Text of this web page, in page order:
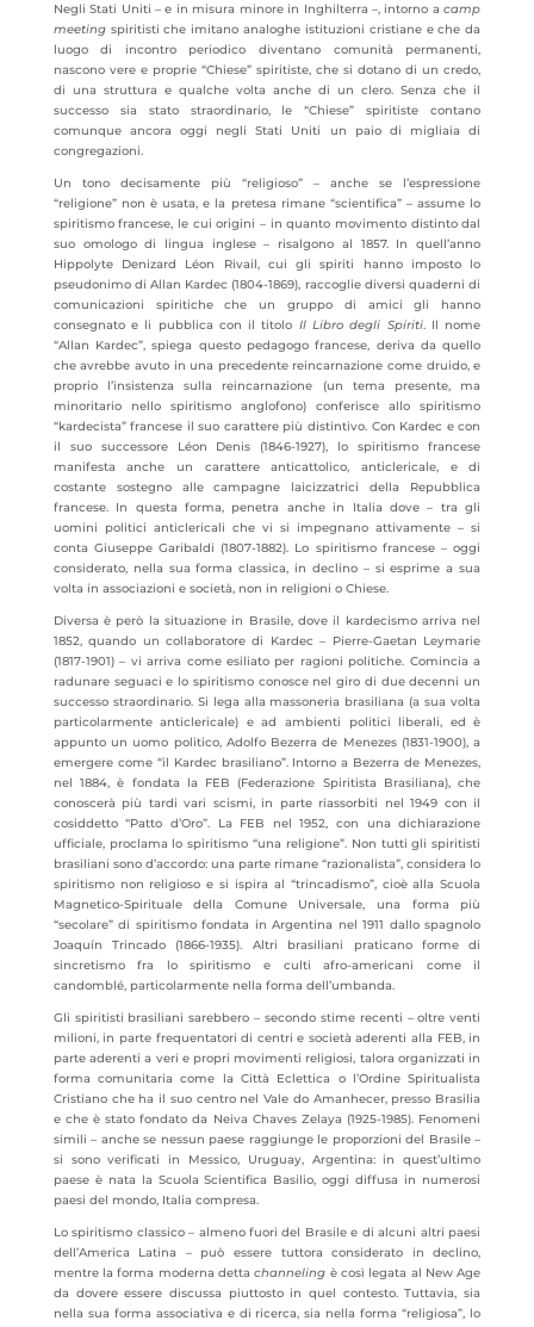
Negli Stati Uniti – e in misura minore in Inghilterra –, intorno acamp
meetingspiritisti che imitano analoghe istituzioni cristiane e che da
luogo di incontro periodico diventano comunità permanenti,
nascono vere e proprie “Chiese” spiritiste, che si dotano di un credo,
di una struttura e qualche volta anche di un clero. Senza che il
successo sia stato straordinario, le “Chiese” spiritiste contano
comunque ancora oggi negli Stati Uniti un paio di migliaia di
congregazioni.
Un tono decisamente più “religioso” – anche se l’espressione
“religione” non è usata, e la pretesa rimane “scientifica” – assume lo
spiritismo francese, le cui origini – in quanto movimento distinto dal
suo omologo di lingua inglese – risalgono al 1857. In quell’anno
Hippolyte Denizard Léon Rivail, cui gli spiriti hanno imposto lo
pseudonimo di Allan Kardec (1804-1869), raccoglie diversi quaderni di
comunicazioni spiritiche che un gruppo di amici gli hanno
consegnato e li pubblica con il titolo Il Libro degli Spiriti. Il nome
“Allan Kardec”, spiega questo pedagogo francese, deriva da quello
che avrebbe avuto in una precedente reincarnazione come druido, e
proprio l’insistenza sulla reincarnazione (un tema presente, ma
minoritario nello spiritismo anglofono) conferisce allo spiritismo
“kardecista” francese il suo carattere più distintivo. Con Kardec e con
il suo successore Léon Denis (1846-1927), lo spiritismo francese
manifesta anche un carattere anticattolico, anticlericale, e di
costante sostegno alle campagne laicizzatrici della Repubblica
francese. In questa forma, penetra anche in Italia dove – tra gli
uomini politici anticlericali che vi si impegnano attivamente – si
conta Giuseppe Garibaldi (1807-1882). Lo spiritismo francese – oggi
considerato, nella sua forma classica, in declino – si esprime a sua
volta in associazioni e società, non in religioni o Chiese.
Diversa è però la situazione in Brasile, dove il kardecismo arriva nel
1852, quando un collaboratore di Kardec – Pierre-Gaetan Leymarie
(1817-1901) – vi arriva come esiliato per ragioni politiche. Comincia a
radunare seguaci e lo spiritismo conosce nel giro di due decenni un
successo straordinario. Si lega alla massoneria brasiliana (a sua volta
particolarmente anticlericale) e ad ambienti politici liberali, ed è
appunto un uomo politico, Adolfo Bezerra de Menezes (1831-1900), a
emergere come “il Kardec brasiliano”. Intorno a Bezerra de Menezes,
nel 1884, è fondata la FEB (Federazione Spiritista Brasiliana), che
conoscerà più tardi vari scismi, in parte riassorbiti nel 1949 con il
cosiddetto “Patto d’Oro”. La FEB nel 1952, con una dichiarazione
ufficiale, proclama lo spiritismo “una religione”. Non tutti gli spiritisti
brasiliani sono d’accordo: una parte rimane “razionalista”, considera lo
spiritismo non religioso e si ispira al “trincadismo”, cioè alla Scuola
Magnetico-Spirituale della Comune Universale, una forma più
“secolare” di spiritismo fondata in Argentina nel 1911 dallo spagnolo
Joaquín Trincado (1866-1935). Altri brasiliani praticano forme di
sincretismo fra lo spiritismo e culti afro-americani come il
candomblé, particolarmente nella forma dell’umbanda.
Gli spiritisti brasiliani sarebbero – secondo stime recenti – oltre venti
milioni, in parte frequentatori di centri e società aderenti alla FEB, in
parte aderenti a veri e propri movimenti religiosi, talora organizzati in
forma comunitaria come la Città Eclettica o l’Ordine Spiritualista
Cristiano che ha il suo centro nel Vale do Amanhecer, presso Brasilia
e che è stato fondato da Neiva Chaves Zelaya (1925-1985). Fenomeni
simili – anche se nessun paese raggiunge le proporzioni del Brasile –
si sono verificati in Messico, Uruguay, Argentina: in quest’ultimo
paese è nata la Scuola Scientifica Basilio, oggi diffusa in numerosi
paesi del mondo, Italia compresa.
Lo spiritismo classico – almeno fuori del Brasile e di alcuni altri paesi
dell’America Latina – può essere tuttora considerato in declino,
mentre la forma moderna dettachanneling è così legata al New Age
da dovere essere discussa piuttosto in quel contesto. Tuttavia, sia
nella sua forma associativa e di ricerca, sia nella forma “religiosa”, lo